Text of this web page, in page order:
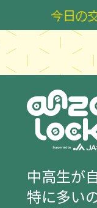
今日の交通安
中高生が
特に多い